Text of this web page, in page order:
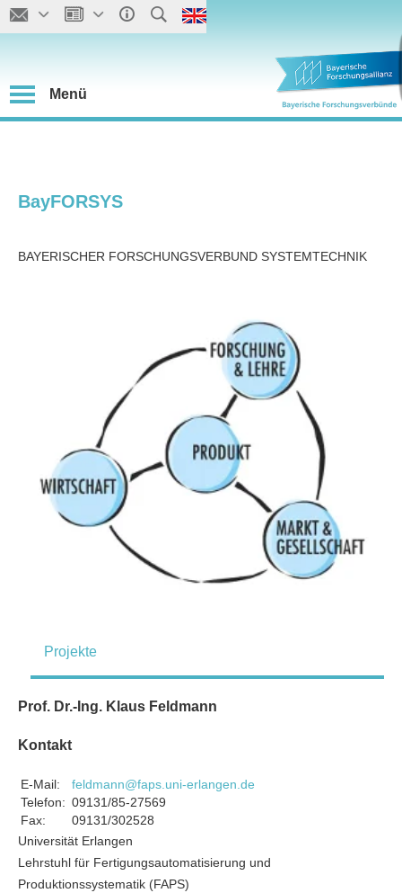
Menü
BayFORSYS
BAYERISCHER FORSCHUNGSVERBUND SYSTEMTECHNIK
Projekte
Prof. Dr.-Ing. Klaus Feldmann
Kontakt
E-Mail:
feldmann@faps.uni-erlangen.de
Telefon: 09131/85-27569
Fax:
09131/302528
Universität Erlangen
Lehrstuhl für Fertigungsautomatisierung und
Produktionssystematik (FAPS)